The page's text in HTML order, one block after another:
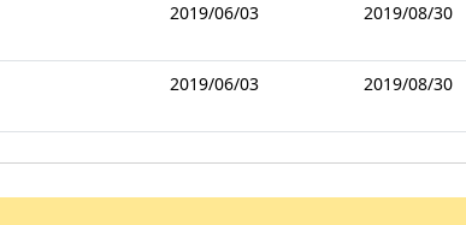
2019/06/03 2019/08/30
2019/06/03 2019/08/30